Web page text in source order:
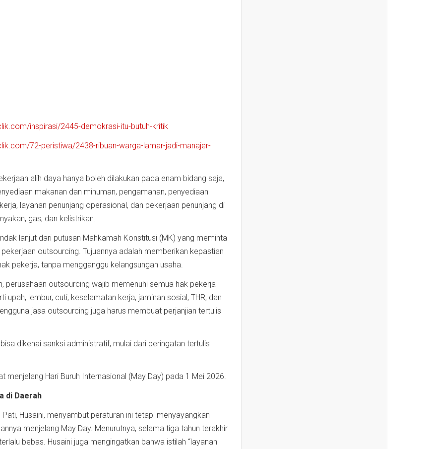
inspirasi/2445-demokrasi-itu-butuh-kritik
72-peristiwa/2438-ribuan-warga-lamar-jadi-manajer-
alih daya hanya boleh dilakukan pada enam bidang saja,
makanan dan minuman, pengamanan, penyediaan
layanan penunjang operasional, dan pekerjaan penunjang di
gas, dan kelistrikan.
lanjut dari putusan Mahkamah Konstitusi (MK) yang meminta
outsourcing. Tujuannya adalah memberikan kepastian
pekerja, tanpa mengganggu kelangsungan usaha.
perusahaan outsourcing wajib memenuhi semua hak pekerja
upah, lembur, cuti, keselamatan kerja, jaminan sosial, THR, dan
jasa outsourcing juga harus membuat perjanjian tertulis
dikenai sanksi administratif, mulai dari peringatan tertulis
menjelang Hari Buruh Internasional (May Day) pada 1 Mei 2026.
di Daerah
Pati, Husaini, menyambut peraturan ini tetapi menyayangkan
menjelang May Day. Menurutnya, selama tiga tahun terakhir
bebas. Husaini juga mengingatkan bahwa istilah “layanan